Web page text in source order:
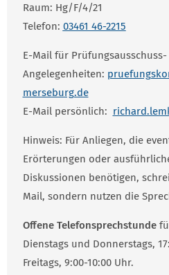
Raum: Hg/F/4/21
Telefon: 03461 46-2215
E-Mail für Prüfungsausschuss-
Angelegenheiten:
merseburg.de
E-Mail persönlich:
Hinweis: Für Anliegen, die
Erörterungen oder
Diskussionen benötigen,
Mail, sondern nutzen die
Offene Telefonsprechstunde
Dienstags und Donnerstags,
Freitags, 9:00-10:00 Uhr.